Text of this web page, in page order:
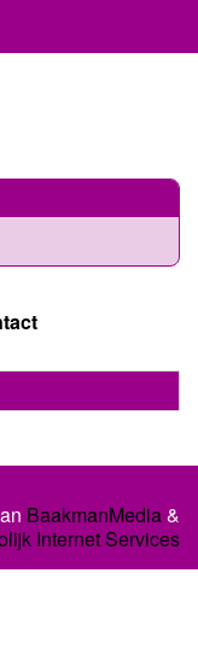
BaakmanMedia&
Internet Services